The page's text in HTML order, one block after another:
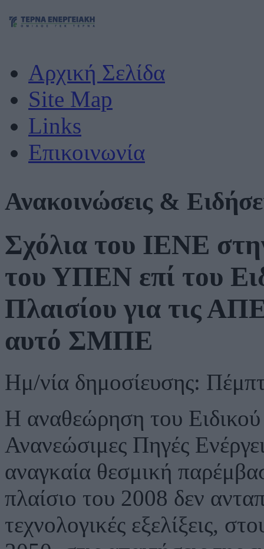
Αρχική Σελίδα
Site Map
Links
Επικοινωνία
Ανακοινώσεις &
Σχόλια του ΙΕΝΕ
του ΥΠΕΝ επί του
Πλαισίου για τις
αυτό ΣΜΠΕ
Ημ/νία δημοσίευσης:
Η αναθεώρηση του
Ανανεώσιμες Πηγές
αναγκαία θεσμική
πλαίσιο του 2008 δεν
τεχνολογικές εξελίξεις,